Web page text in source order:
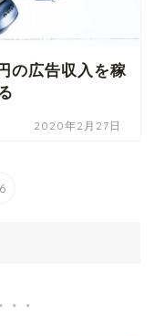
の広告収入を稼
2020年2月27日